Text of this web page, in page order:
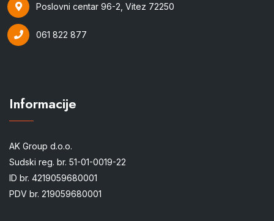
Poslovni centar 96-2, Vitez 72250
061 822 877
Informacije
AK Group d.o.o.
Sudski reg. br. 51-01-0019-22
ID br. 4219059680001
PDV br. 219059680001